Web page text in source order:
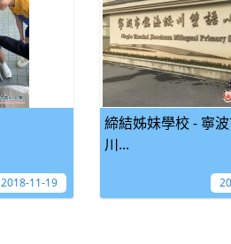
2018-11-19
締結姊妹學校 - 寧
川...